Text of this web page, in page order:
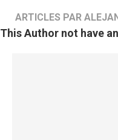
ARTICLES PAR
This Author not have